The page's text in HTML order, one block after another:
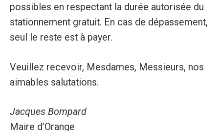
possibles en respectant la durée autorisée du
stationnement gratuit. En cas de dépassement,
seul le reste est à payer.
Veuillez recevoir, Mesdames, Messieurs, nos
aimables salutations.
Jacques Bompard
Maire d’Orange